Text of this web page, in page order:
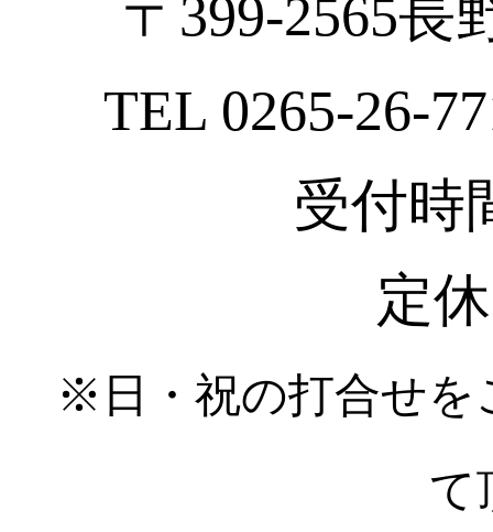
〒399-2565長
TEL 0265-26-
受付時
定
※日・祝の打合せを
て